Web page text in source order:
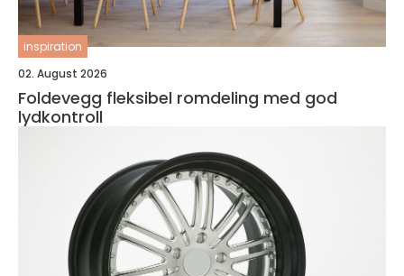
inspiration
02. August 2026
Foldevegg fleksibel romdeling med god
lydkontroll